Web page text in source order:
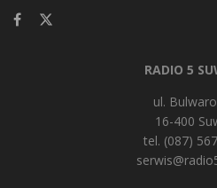
RADIO 5
ul.
16-400
tel. (087)